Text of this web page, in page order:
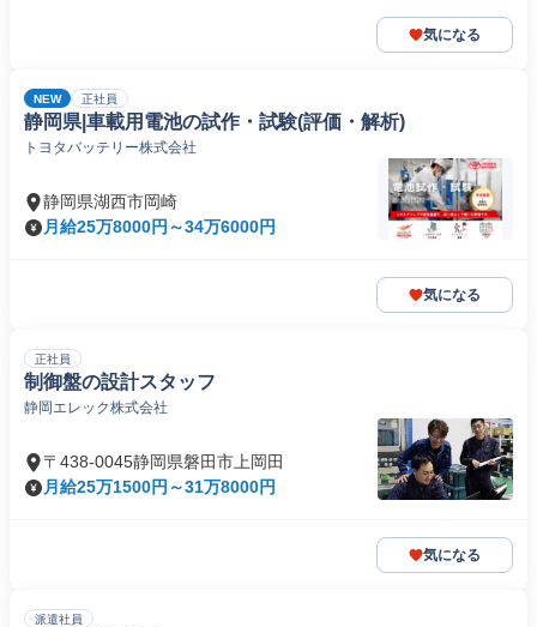
気になる
NEW 正社員
静岡県|車載用電池の試作・試験(評価・解析)
トヨタバッテリー株式会社
静岡県湖西市岡崎
月給25万8000円～34万6000円
気になる
正社員
制御盤の設計スタッフ
静岡エレック株式会社
〒438-0045静岡県磐田市上岡田
月給25万1500円～31万8000円
気になる
派遣社員